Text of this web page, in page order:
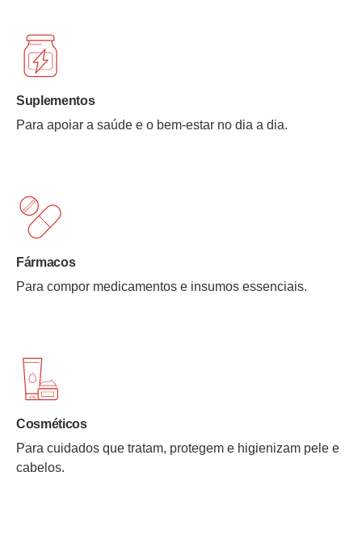
Suplementos
Para apoiar a saúde e o bem-estar no dia a dia.
Fármacos
Para compor medicamentos e insumos essenciais.
Cosméticos
Para cuidados que tratam, protegem e higienizam pele e
cabelos.